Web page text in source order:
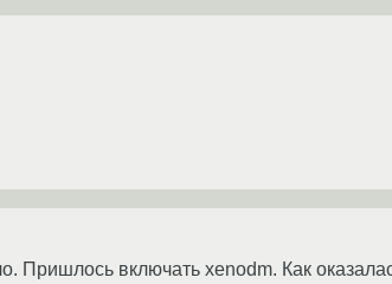
Пришлось включать xenodm. Как